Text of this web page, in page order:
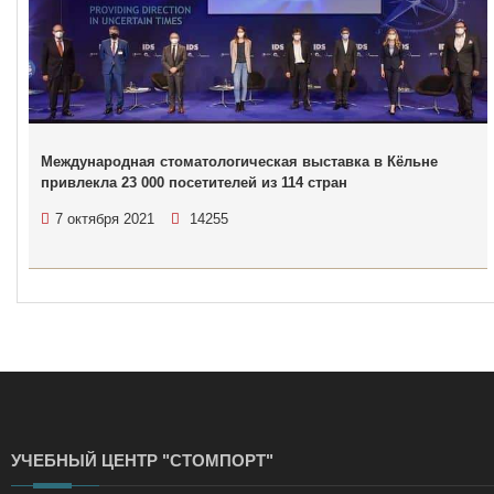
Международная стоматологическая выставка в Кёльне
привлекла 23 000 посетителей из 114 стран
7 октября 2021 14255
УЧЕБНЫЙ ЦЕНТР "СТОМПОРТ"